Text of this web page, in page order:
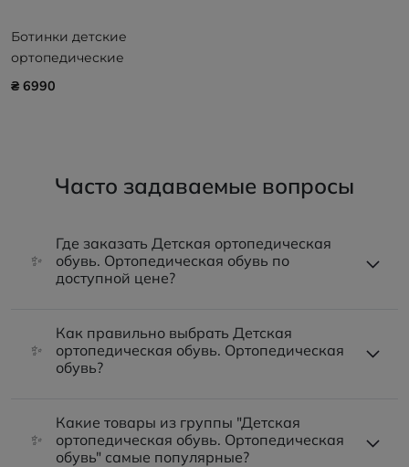
Ботинки детские
ортопедические
CALZAMEDI Children Синие
₴ 6990
Часто задаваемые вопросы
✨
Где заказать Детская ортопедическая
обувь. Ортопедическая обувь по
доступной цене?
✨
Как правильно выбрать Детская
ортопедическая обувь. Ортопедическая
обувь?
✨
Какие товары из группы "Детская
ортопедическая обувь. Ортопедическая
обувь" самые популярные?